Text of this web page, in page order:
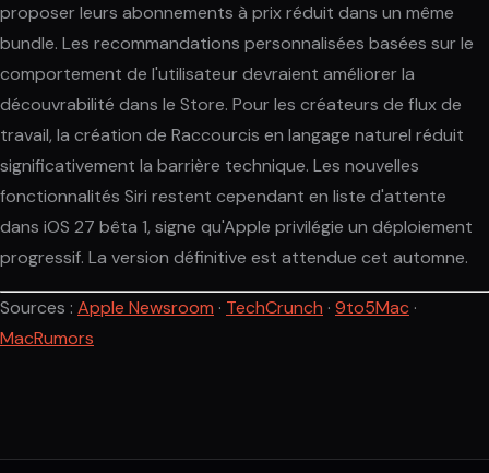
proposer leurs abonnements à prix réduit dans un même
bundle. Les recommandations personnalisées basées sur le
comportement de l'utilisateur devraient améliorer la
découvrabilité dans le Store. Pour les créateurs de flux de
travail, la création de Raccourcis en langage naturel réduit
significativement la barrière technique. Les nouvelles
fonctionnalités Siri restent cependant en liste d'attente
dans iOS 27 bêta 1, signe qu'Apple privilégie un déploiement
progressif. La version définitive est attendue cet automne.
Sources : Apple Newsroom · TechCrunch · 9to5Mac ·
MacRumors